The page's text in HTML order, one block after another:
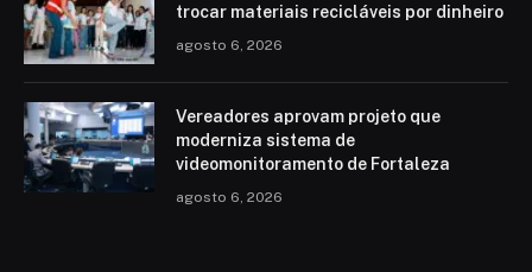
trocar materiais recicláveis por dinheiro
agosto 6, 2026
Vereadores aprovam projeto que
moderniza sistema de
videomonitoramento de Fortaleza
agosto 6, 2026